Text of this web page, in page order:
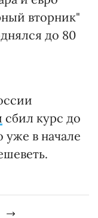
вторник"
до 80
сбил курс до
уже в начале